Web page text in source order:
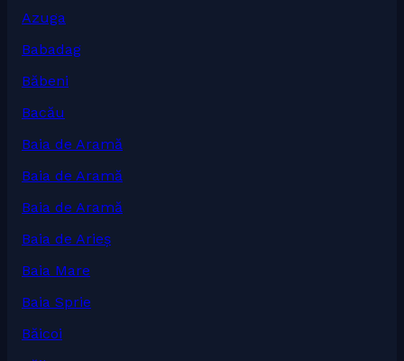
Azuga
Babadag
Băbeni
Bacău
Baia de Aramă
Baia de Aramă
Baia de Aramă
Baia de Arieș
Baia Mare
Baia Sprie
Băicoi